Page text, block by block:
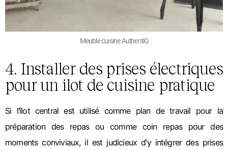
Meuble cuisine AuthentiQ
4. Installer des prises électriques
pour un ilot de cuisine pratique
Si l’îlot central est utilisé comme plan de travail pour la
préparation des repas ou comme coin repas pour des
moments conviviaux, il est judicieux d’y intégrer des prises